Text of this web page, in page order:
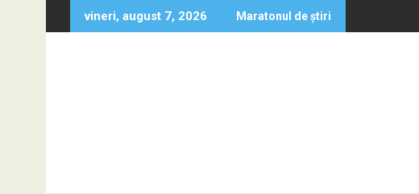
to
vineri, august 7, 2026 Maratonul de știri